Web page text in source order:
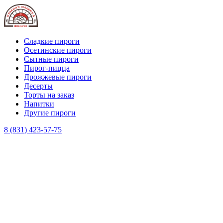
Сладкие пироги
Осетинские пироги
Сытные пироги
Пирог-пицца
Дрожжевые пироги
Десерты
Торты на заказ
Напитки
Другие пироги
8 (831) 423-57-75